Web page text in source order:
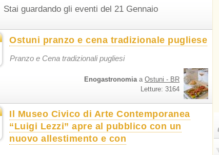
Stai guardando gli eventi del 21 Gennaio
Ostuni pranzo e cena tradizionale pugliese
Pranzo e Cena tradizionali pugliesi
Enogastronomiaa Ostuni - BR
Letture: 3164
Il Museo Civico di Arte Contemporanea
“Luigi Lezzi” apre al pubblico con un
nuovo allestimento e con